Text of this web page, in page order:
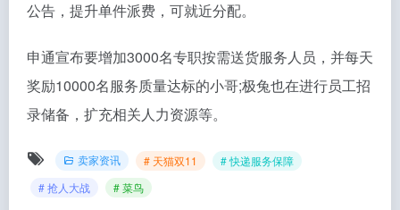
公告，提升单件派费，可就近分配。
申通宣布要增加3000名专职按需送货服务人员，并每天
奖励10000名服务质量达标的小哥;极兔也在进行员工招
录储备，扩充相关人力资源等。
卖家资讯 # 天猫双11
# 快递服务保障
# 抢人大战
# 菜鸟